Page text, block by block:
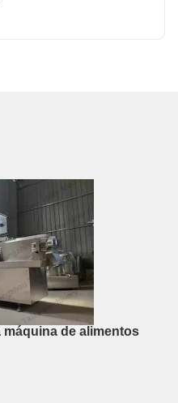
de alimentos